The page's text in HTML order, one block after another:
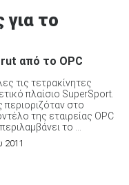
το
από το OPC
τις τετρακίνητες
πλαίσιο SuperSport.
περιοριζόταν στο
της εταιρείας OPC
το ...
2011